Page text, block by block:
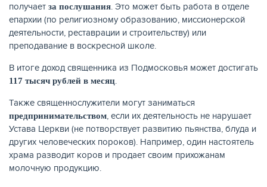
получает за послушания. Это может быть работа в отделе
епархии (по религиозному образованию, миссионерской
деятельности, реставрации и строительству) или
преподавание в воскресной школе.
В итоге доход священника из Подмосковья может достигать
117 тысяч рублей в месяц.
Также священнослужители могут заниматься
предпринимательством, если их деятельность не нарушает
Устава Церкви (не потворствует развитию пьянства, блуда и
других человеческих пороков). Например, один настоятель
храма разводит коров и продает своим прихожанам
молочную продукцию.